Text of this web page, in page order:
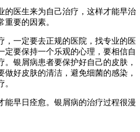
的医生来为自己治疗，这样才能早治
要的因素。
，一定要去正规的医院，找专业的医
要保持一个乐观的心理，要相信自
银屑病患者要保护好自己的皮肤，
好皮肤的清洁，避免细菌的感染，
能早日痊愈。银屑病的治疗过程很漫